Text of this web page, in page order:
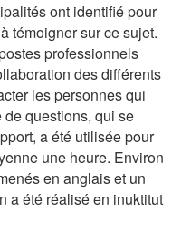
ont identifié pour
témoigner sur ce sujet.
professionnels
des différents
les personnes qui
questions, qui se
a été utilisée pour
une heure. Environ
en anglais et un
a été réalisé en inuktitut